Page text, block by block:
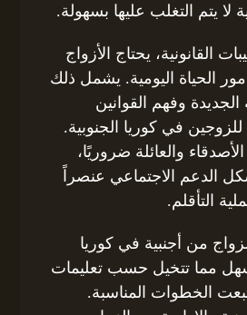
لا يتم التغلب عليها بسهولة.
القانونية، يحتاج الأزواج
الحياة اليومية. يشمل ذلك
الجديدة وفهم القوانين
للزوجين في كوريا الجنوبية.
والعائلة ضروريًا،
الدعم الاجتماعي عنصراً
التأقلم.
من أجنبية في كوريا
مما تتخيل حسب تعليمات
الخطوات المناسبة.